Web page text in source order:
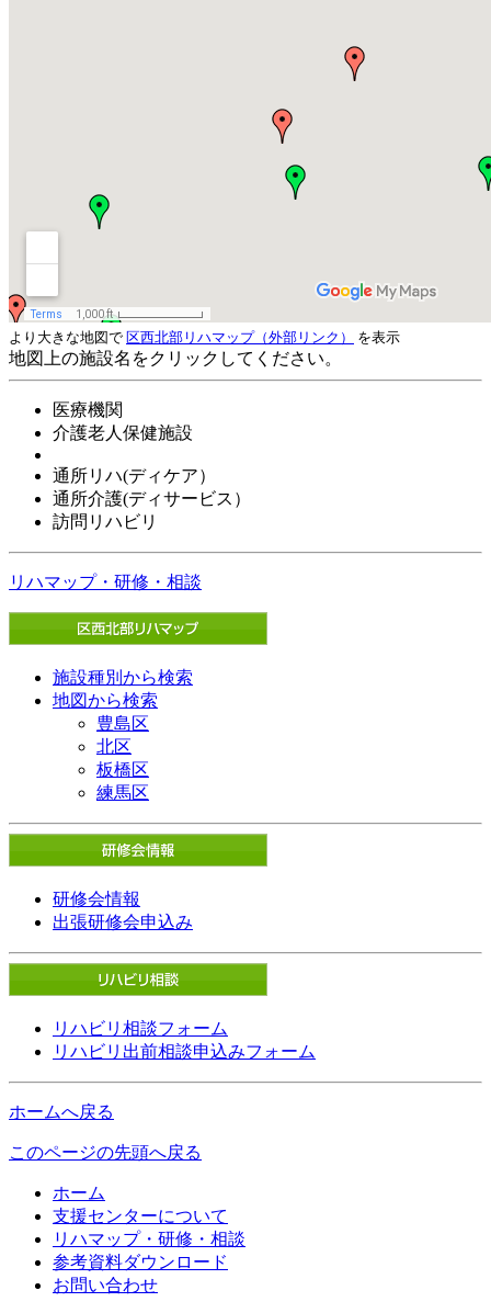
より大きな地図で 区西北部リハマップ（外部リンク） を表示
地図上の施設名をクリックしてください。
医療機関
介護老人保健施設
通所リハ(ディケア）
通所介護(ディサービス）
訪問リハビリ
リハマップ・研修・相談
施設種別から検索
地図から検索
豊島区
北区
板橋区
練馬区
研修会情報
出張研修会申込み
リハビリ相談フォーム
リハビリ出前相談申込みフォーム
ホームへ戻る
このページの先頭へ戻る
ホーム
支援センターについて
リハマップ・研修・相談
参考資料ダウンロード
お問い合わせ